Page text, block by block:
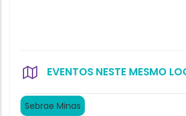
EVENTOS NESTE MESMO
Sebrae Minas